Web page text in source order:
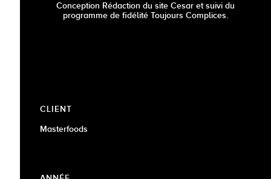
Conception Rédaction du site Cesar et suivi du
programme de fidélité Toujours Complices.
CLIENT
Masterfoods